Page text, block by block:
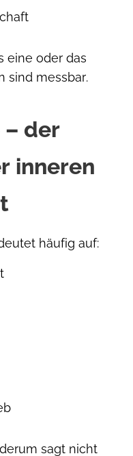
eine oder das
sind messbar.
– der
inneren
häufig auf:
sagt nicht